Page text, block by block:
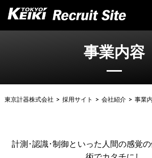
事業内容
東京計器株式会社 > 採用サイト > 会社紹介 > 事業
計測･認識･制御といった人間の感覚